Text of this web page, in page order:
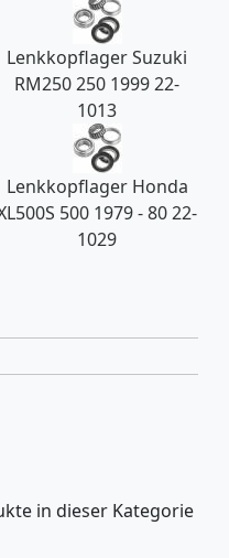
Lenkkopflager Suzuki
RM250 250 1999 22-
1013
Lenkkopflager Honda
500 1979 - 80 22-
1029
in dieser Kategorie